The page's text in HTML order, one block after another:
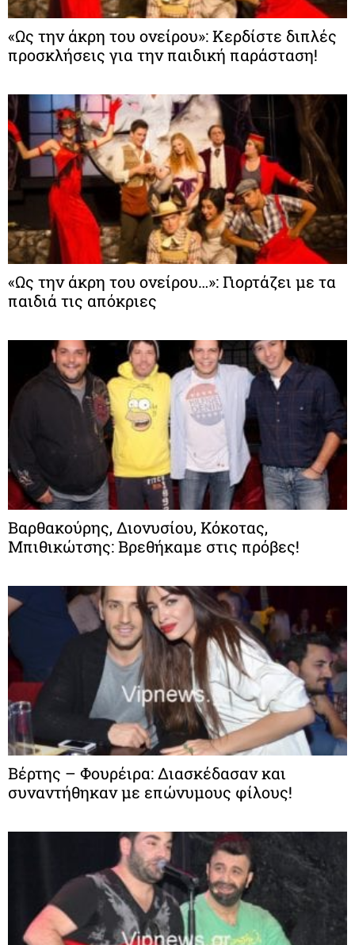
«Ως την άκρη του ονείρου»: Κερδίστε διπλές
προσκλήσεις για την παιδική παράσταση!
«Ως την άκρη του ονείρου…»: Γιορτάζει με τα
παιδιά τις απόκριες
Βαρθακούρης, Διονυσίου, Κόκοτας,
Μπιθικώτσης: Βρεθήκαμε στις πρόβες!
Βέρτης – Φουρέιρα: Διασκέδασαν και
συναντήθηκαν με επώνυμους φίλους!